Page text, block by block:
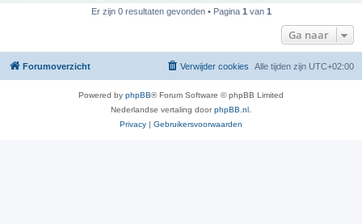
Er zijn 0 resultaten gevonden • Pagina 1 van 1
Ga naar
Forumoverzicht Alle tijden zijn UTC+02:00
Verwijder cookies
Powered by phpBB® Forum Software © phpBB Limited
Nederlandse vertaling doorphpBB.nl
Privacy | Gebruikersvoorwaarden